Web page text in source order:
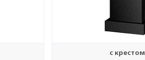
с крестом